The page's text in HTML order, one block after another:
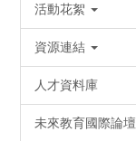
活動花絮
資源連結
人才資料庫
未來教育國際論壇